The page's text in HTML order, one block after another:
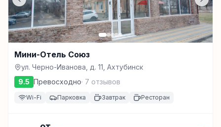
Мини-Отель Союз
ул. Черно-Иванова, д. 11, Ахтубинск
9.5 Превосходно· 7 отзывов
Wi-Fi Парковка Завтрак Ресторан